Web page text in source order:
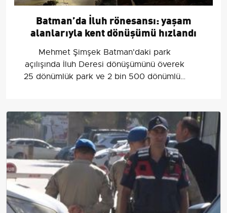
Batman’da İluh rönesansı: yaşam
alanlarıyla kent dönüşümü hızlandı
Mehmet Şimşek Batman'daki park
açılışında İluh Deresi dönüşümünü överek
25 dönümlük park ve 2 bin 500 dönümlük